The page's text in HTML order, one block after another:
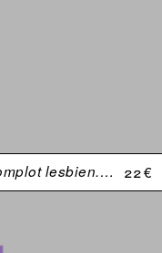
Le mouvement féministe est un complot lesbien. Une anthologie (USA 1969–1974) 22 €